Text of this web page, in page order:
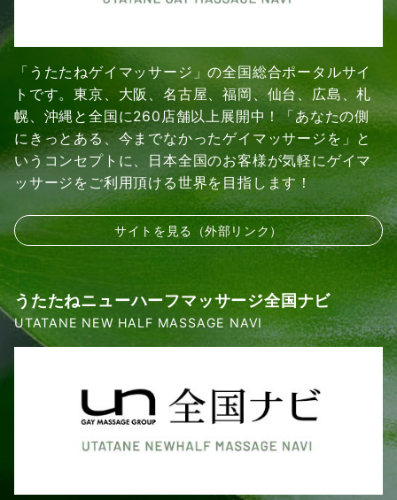
「うたたねゲイマッサージ」の全国総合ポータルサイ
トです。東京、大阪、名古屋、福岡、仙台、広島、札
幌、沖縄と全国に260店舗以上展開中！「あなたの側
にきっとある、今までなかったゲイマッサージを」と
いうコンセプトに、日本全国のお客様が気軽にゲイマ
ッサージをご利用頂ける世界を目指します！
サイトを見る（外部リンク）
うたたねニューハーフマッサージ全国ナビ
UTATANE NEW HALF MASSAGE NAVI